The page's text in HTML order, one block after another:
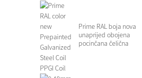
Prime RAL boja nova
unaprijed obojena
pocinčana čelična